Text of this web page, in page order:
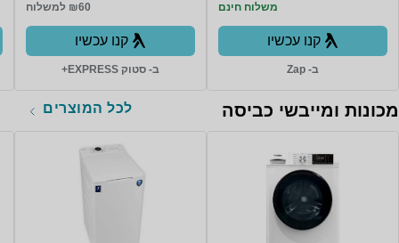
משלוח חינם
קנו עכשיו
ב- Zap
₪60 למשלוח
קנו עכשיו
ב- סטוק EXPRESS+
מכונות ומייבשי כביסה לכל המוצרים